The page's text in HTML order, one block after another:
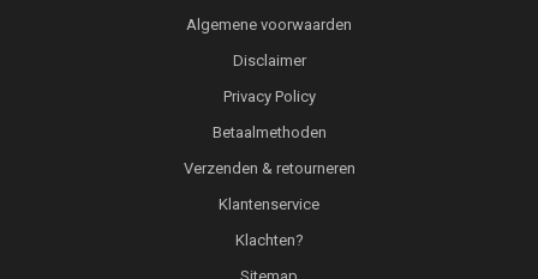
Algemene voorwaarden
Disclaimer
Privacy Policy
Betaalmethoden
Verzenden & retourneren
Klantenservice
Klachten?